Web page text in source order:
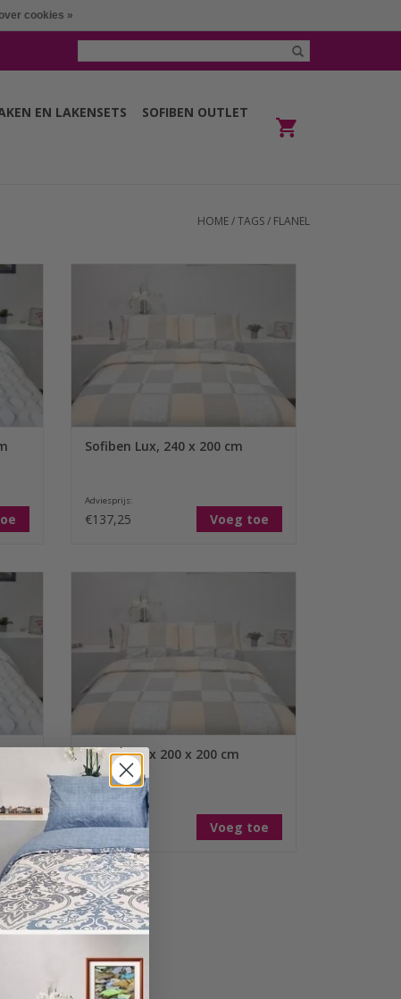
EN LAKENSETS
SOFIBEN OUTLET
HOME/TAGS/ FLANEL
opgeruwde katoen (Flanel). De stof
bestaat uit een 180 grams doek en voelt
comfortabel aan. Ideaal voor de koude
Sofiben Lux, 240 x 200 cm
Adviesprijs:
€137,25 Voeg toe
opgeruwde katoen (Flanel). De stof
bestaat uit een 180 grams doek en voelt
comfortabel aan. Ideaal voor de koude
Sofiben Lux 200 x 200 cm
Adviesprijs:
€127,50 Voeg toe
cookies »